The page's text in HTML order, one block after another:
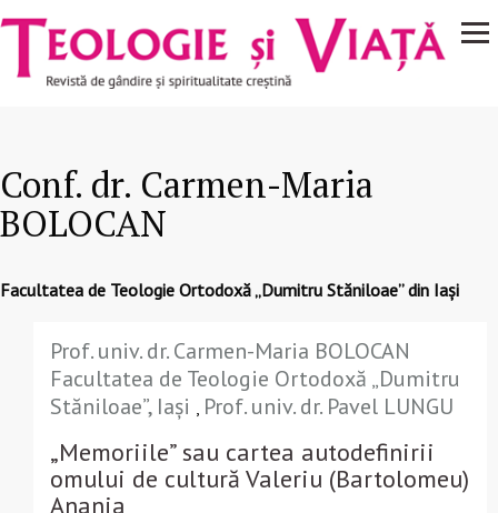
Mergi la conţinutul principal
Navigare
principală
Conf. dr. Carmen-Maria
BOLOCAN
Facultatea de Teologie Ortodoxă „Dumitru Stăniloae” din Iași
Prof. univ. dr. Carmen-Maria BOLOCAN
Facultatea de Teologie Ortodoxă „Dumitru
Stăniloae”, Iași
Prof. univ. dr. Pavel LUNGU
„Memoriile” sau cartea autodefinirii
omului de cultură Valeriu (Bartolomeu)
Anania